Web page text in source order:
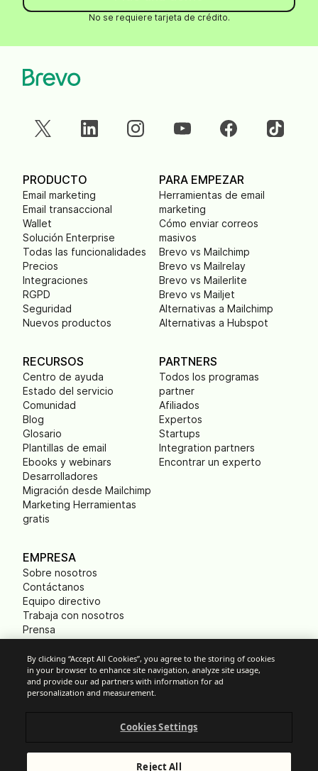
No se requiere tarjeta de crédito.
PRODUCTO
Email marketing
Email transaccional
Wallet
Solución Enterprise
Todas las funcionalidades
Precios
Integraciones
RGPD
Seguridad
Nuevos productos
PARA EMPEZAR
Herramientas de email
marketing
Cómo enviar correos
masivos
Brevo vs Mailchimp
Brevo vs Mailrelay
Brevo vs Mailerlite
Brevo vs Mailjet
Alternativas a Mailchimp
Alternativas a Hubspot
RECURSOS
Centro de ayuda
Estado del servicio
Comunidad
Blog
Glosario
Plantillas de email
Ebooks y webinars
Desarrolladores
Migración desde Mailchimp
Marketing Herramientas
gratis
PARTNERS
Todos los programas
partner
Afiliados
Expertos
Startups
Integration partners
Encontrar un experto
EMPRESA
Sobre nosotros
Contáctanos
Equipo directivo
Trabaja con nosotros
Prensa
Huella ecológica
By clicking “Accept All Cookies”, you agree to the storing of cookies
in your browser to enhance site navigation, analyze site usage,
and provide our ad partners with information for ad
personalization and measurement.
Cookies Settings
Reject All